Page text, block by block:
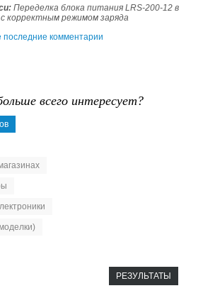
Переделка блока питания LRS-200-12 в
с корректным режимом заряда
последние комментарии
всего интересует?
РЕЗУЛЬТАТЫ